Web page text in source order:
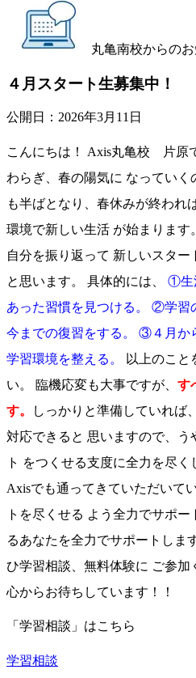
丸亀南校からの
４月スタート生募集中！
公開日： 2026年3月11日
こんにちは！ Axis丸亀校 片原
わらぎ、春の陽気に なっていく
も半ばとなり、春休みが終われ
環境で新しい生活 が始まりま
自分を振り返って 新しいスタ
と思います。 具体的には、 ①生
あった習慣を見つける。 ②学習
今までの復習をする。 ③４月か
学習環境を整える。
以上のこと
い。 臨機応変も大事ですが、 す
す。
しっかりと準備していれば
対応できると 思いますので、う
ト をつくせる支度に全力を尽く
Axisでも通ってきていただいて
トを尽くせる よう全力でサポ
るあなたを全力でサポートしま
ひ学習相談、無料体験に ご参加
心からお待ちしています！！
「学習相談」はこちら
学習相談